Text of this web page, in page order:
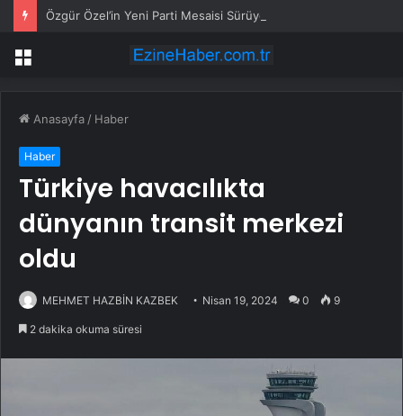
Menü
Anasayfa / Haber
Haber
Türkiye havacılıkta
dünyanın transit merkezi
oldu
MEHMET HAZBİN KAZBEK Nisan 19, 2024 0 9
2 dakika okuma süresi